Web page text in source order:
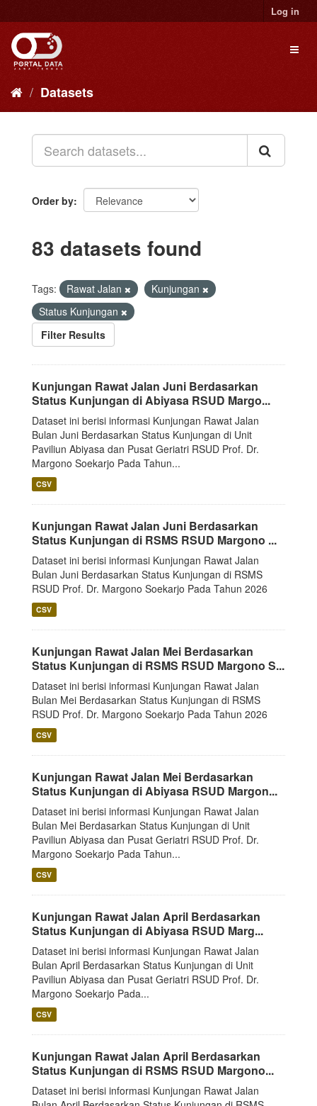
to
content
Log in
Datasets
Order by
83 datasets found
Tags: Rawat Jalan
Kunjungan
Status Kunjungan
Filter Results
Kunjungan Rawat Jalan Juni Berdasarkan
Status Kunjungan di Abiyasa RSUD Margo...
Dataset ini berisi informasi Kunjungan Rawat Jalan
Bulan Juni Berdasarkan Status Kunjungan di Unit
Paviliun Abiyasa dan Pusat Geriatri RSUD Prof. Dr.
Margono Soekarjo Pada Tahun...
CSV
Kunjungan Rawat Jalan Juni Berdasarkan
Status Kunjungan di RSMS RSUD Margono ...
Dataset ini berisi informasi Kunjungan Rawat Jalan
Bulan Juni Berdasarkan Status Kunjungan di RSMS
RSUD Prof. Dr. Margono Soekarjo Pada Tahun 2026
CSV
Kunjungan Rawat Jalan Mei Berdasarkan
Status Kunjungan di RSMS RSUD Margono S...
Dataset ini berisi informasi Kunjungan Rawat Jalan
Bulan Mei Berdasarkan Status Kunjungan di RSMS
RSUD Prof. Dr. Margono Soekarjo Pada Tahun 2026
CSV
Kunjungan Rawat Jalan Mei Berdasarkan
Status Kunjungan di Abiyasa RSUD Margon...
Dataset ini berisi informasi Kunjungan Rawat Jalan
Bulan Mei Berdasarkan Status Kunjungan di Unit
Paviliun Abiyasa dan Pusat Geriatri RSUD Prof. Dr.
Margono Soekarjo Pada Tahun...
CSV
Kunjungan Rawat Jalan April Berdasarkan
Status Kunjungan di Abiyasa RSUD Marg...
Dataset ini berisi informasi Kunjungan Rawat Jalan
Bulan April Berdasarkan Status Kunjungan di Unit
Paviliun Abiyasa dan Pusat Geriatri RSUD Prof. Dr.
Margono Soekarjo Pada...
CSV
Kunjungan Rawat Jalan April Berdasarkan
Status Kunjungan di RSMS RSUD Margono...
Dataset ini berisi informasi Kunjungan Rawat Jalan